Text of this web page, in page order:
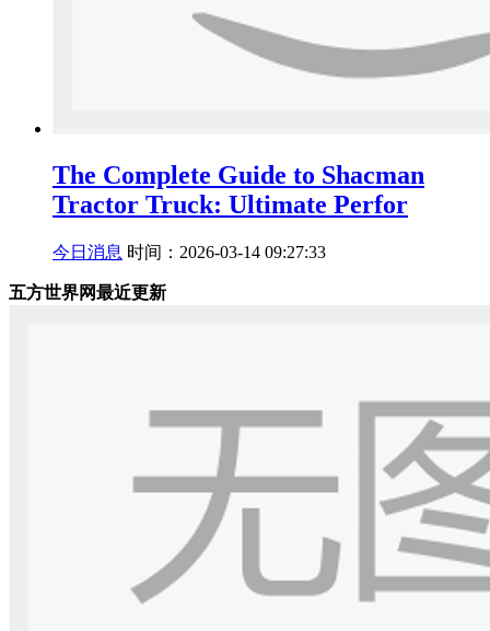
The Complete Guide to Shacman
Tractor Truck: Ultimate Perfor
今日消息 时间：2026-03-14 09:27:33
五方世界网最近更新